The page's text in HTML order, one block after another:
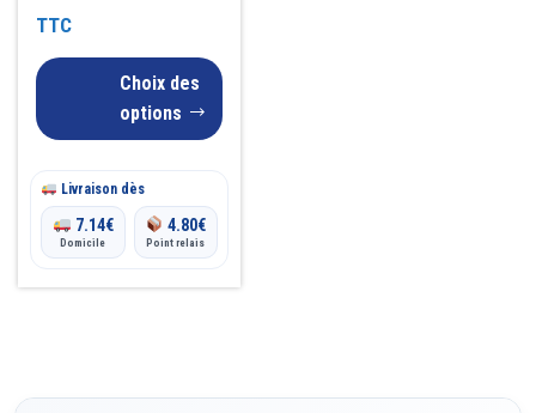
prix :
TTC
Choix des
options
être
choisies
sur
produit
Livraison dès
7.14€
Domicile
4.80€
Point relais